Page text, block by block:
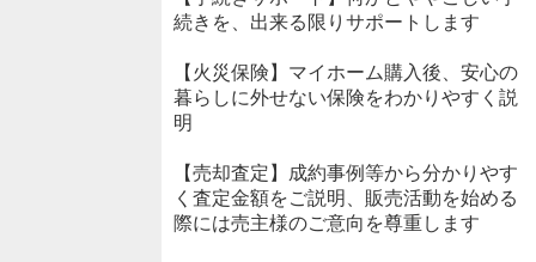
続きを、出来る限りサポートします
【火災保険】マイホーム購入後、安心の
暮らしに外せない保険をわかりやすく説
明
【売却査定】成約事例等から分かりやす
く査定金額をご説明、販売活動を始める
際には売主様のご意向を尊重します